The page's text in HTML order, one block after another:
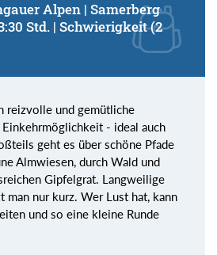
Alpen | Samerberg
Std. | Schwierigkeit (2
reizvolle und gemütliche
- ideal auch
geht es über schöne Pfade
Almwiesen, durch Wald und
Gipfelgrat. Langweilige
man nur kurz. Wer Lust hat, kann
und so eine kleine Runde